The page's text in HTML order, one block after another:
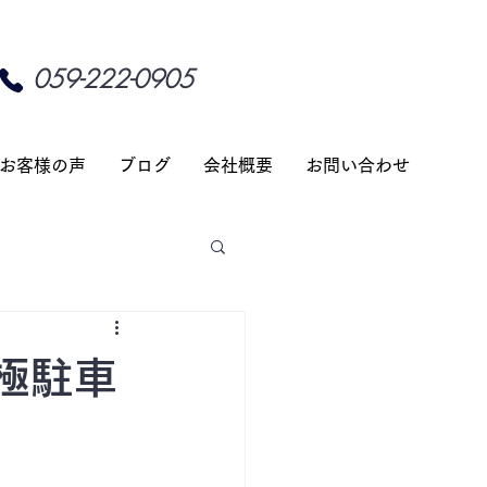
059-222-0905
客様の声 ブログ 会社概要 お問い合わせ
駐車